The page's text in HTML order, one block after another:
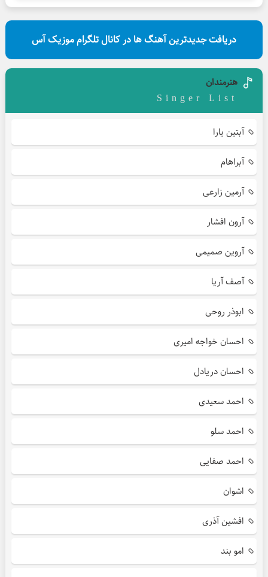
دریافت جدیدترین آهنگ ها در کانال تلگرام موزیک آس
هنرمندان
Singer List
آبتین یارا
آبراهام
آرمین زارعی
آرون افشار
آروین صمیمی
آصف آریا
ابوذر روحی
احسان خواجه امیری
احسان دریادل
احمد سعیدی
احمد سلو
احمد صفایی
اشوان
افشین آذری
امو بند